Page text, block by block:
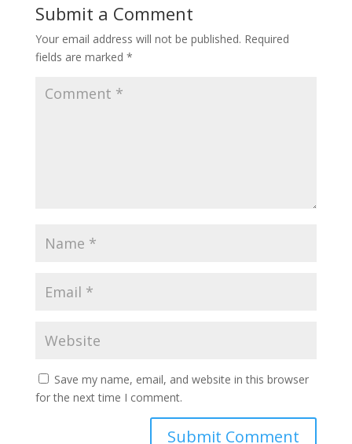
Submit a Comment
Your email address will not be published. Required
fields are marked *
Save my name, email, and website in this browser
for the next time I comment.